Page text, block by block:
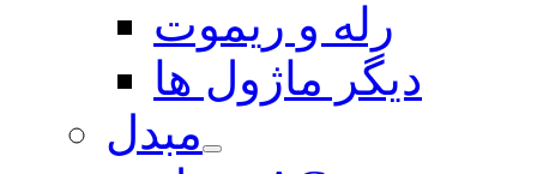
رله و ریموت
دیگر ماژول ها
مبدل